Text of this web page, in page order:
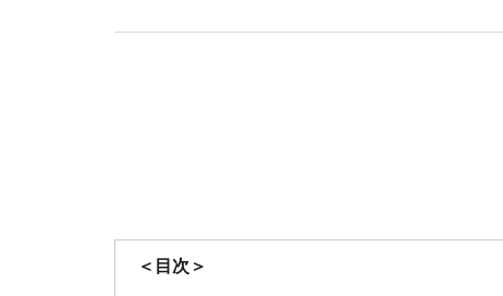
＜目次＞